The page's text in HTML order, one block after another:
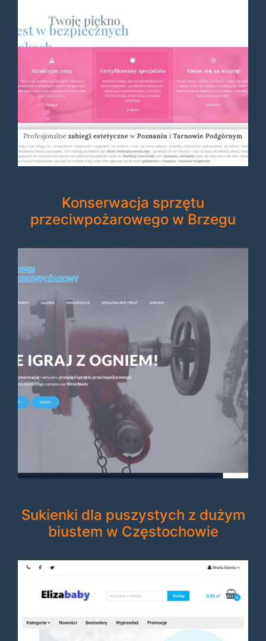
Konserwacja sprzętu
przeciwpożarowego w Brzegu
Sukienki dla puszystych z dużym
biustem w Częstochowie